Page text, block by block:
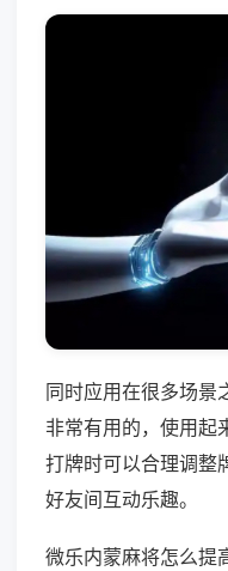
同时应用在很多场景
非常有用的，使用起
打牌时可以合理调整
好友间互动乐趣。
微乐内蒙麻将怎么提